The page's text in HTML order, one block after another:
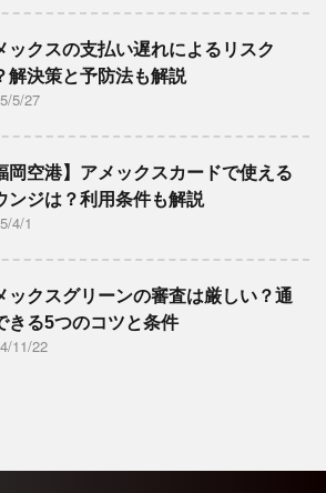
ックスの支払い遅れによるリスク
解決策と予防法も解説
5/27
岡空港】アメックスカードで使える
ンジは？利用条件も解説
4/1
ックスグリーンの審査は厳しい？通
きる5つのコツと条件
11/22